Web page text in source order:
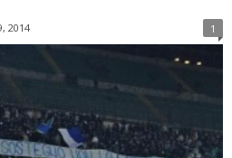
2014 1